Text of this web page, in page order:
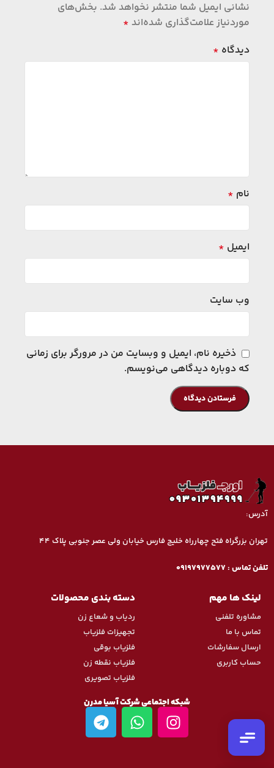
نشانی ایمیل شما منتشر نخواهد شد. بخش‌های
موردنیاز علامت‌گذاری شده‌اند *
دیدگاه *
نام *
ایمیل *
وب‌ سایت
ذخیره نام، ایمیل و وبسایت من در مرورگر برای زمانی
که دوباره دیدگاهی می‌نویسم.
آدرس:
تهران بزرگراه فتح چهارراه خلیج فارس خیابان ولی عصر جنوبی پلاک ۴۴
تلفن تماس : 09197977577
لینک ها مهم
مشاوره تلفنی
تماس با ما
ارسال سفارشات
حساب کاربری
دسته بندی محصولات
ردیاب و شعاع زن
تجهیزات فلزیاب
فلزیاب بوقی
فلزیاب نقطه زن
فلزیاب تصویری
شبکه اجتماعی شرکت آسیا مدرن
تماس تلفنی
ارسال پیام
تلگرام
ارسال پیام